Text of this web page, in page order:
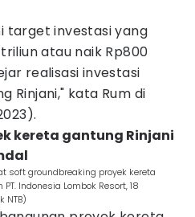
target investasi yang
atau naik Rp800
realisasi investasi
Rinjani," kata Rum di
kereta gantung Rinjani
soft groundbreaking proyek kereta
Indonesia Lombok Resort, 18
NTB)